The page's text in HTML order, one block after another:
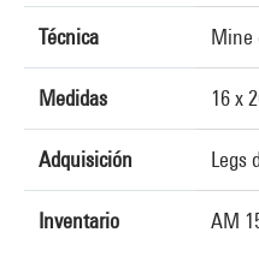
Técnica Mine
Medidas 16 x
Adquisición Legs
Inventario AM